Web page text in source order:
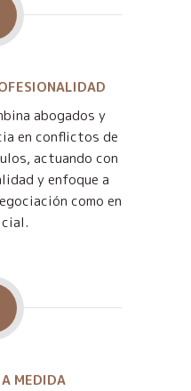
abogados y
en conflictos de
actuando con
y enfoque a
como en
MEDIDA